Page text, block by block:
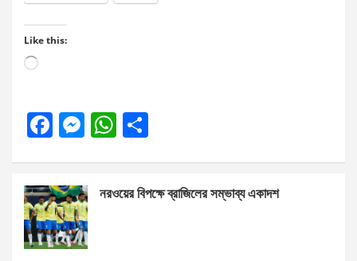
Like this:
Loading…
F
b
o
o
M
n
g
er
W
s
e
নরওয়ের বিপক্ষে ব্রাজিলের সম্ভাব্য একাদশ